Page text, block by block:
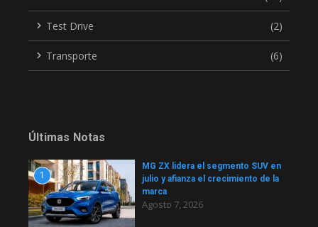
Test Drive (2)
Transporte (6)
Últimas Notas
1
MG ZX lidera el segmento SUV en
julio y afianza el crecimiento de la
marca
Agosto 7, 2026